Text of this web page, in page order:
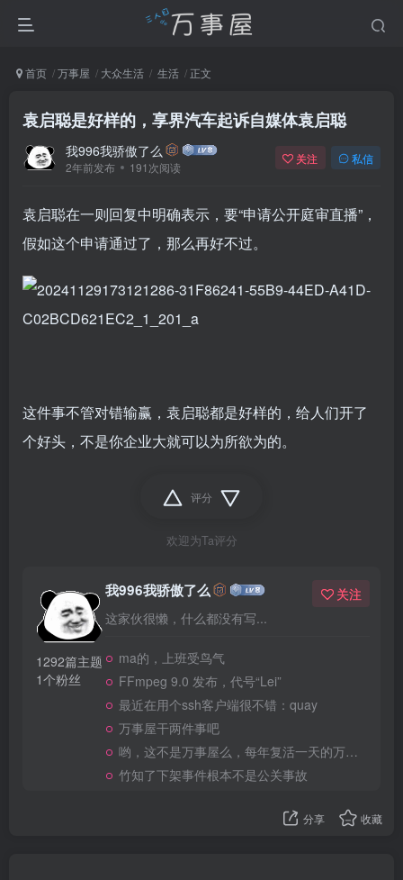
首页 万事屋 大众生活 生活 正文
袁启聪是好样的，享界汽车起诉自媒体袁启聪
我996我骄傲了么
2年前发布 191次阅读
关注 私信
袁启聪在一则回复中明确表示，要“申请公开庭审直播”，
假如这个申请通过了，那么再好不过。
这件事不管对错输赢，袁启聪都是好样的，给人们开了
个好头，不是你企业大就可以为所欲为的。
评分
欢迎为Ta评分
1292篇主题
1个粉丝
我996我骄傲了么
这家伙很懒，什么都没有写...
关注
ma的，上班受鸟气
FFmpeg 9.0 发布，代号“Lei”
最近在用个ssh客户端很不错：quay
万事屋干两件事吧
哟，这不是万事屋么，每年复活一天的万事屋
竹知了下架事件根本不是公关事故
分享 收藏